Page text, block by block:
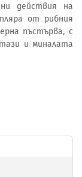
действия на
от рибния
пъстърва, с
и миналата